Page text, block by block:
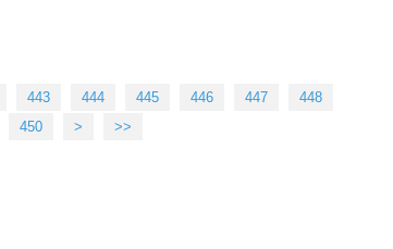
443 444 445 446 447
448
450 460
470
480
490
500
600
700
800
900
1000
1100
> >>